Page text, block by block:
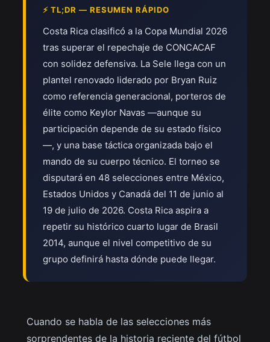
⚡ TL;DR — RESUMEN RÁPIDO
Costa Rica clasificó a la Copa Mundial 2026
tras superar el repechaje de CONCACAF
con solidez defensiva. La Sele llega con un
plantel renovado liderado por Bryan Ruiz
como referencia generacional, porteros de
élite como Keylor Navas —aunque su
participación depende de su estado físico
—, y una base táctica organizada bajo el
mando de su cuerpo técnico. El torneo se
disputará en 48 selecciones entre México,
Estados Unidos y Canadá del 11 de junio al
19 de julio de 2026. Costa Rica aspira a
repetir su histórico cuarto lugar de Brasil
2014, aunque el nivel competitivo de su
grupo definirá hasta dónde puede llegar.
Cuando se habla de las selecciones más
sorprendentes de la historia reciente del fútbol